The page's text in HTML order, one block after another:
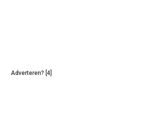
Adverteren? [4]